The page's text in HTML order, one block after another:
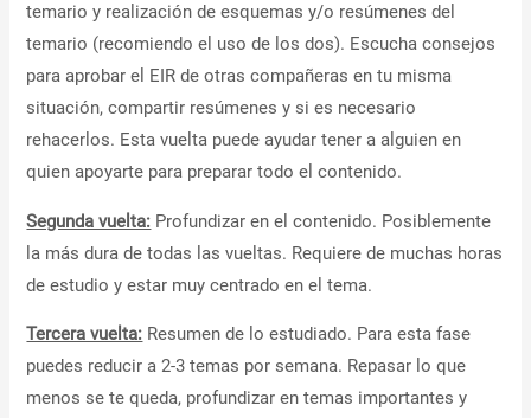
temario y realización de esquemas y/o resúmenes del
temario (recomiendo el uso de los dos). Escucha consejos
para aprobar el EIR de otras compañeras en tu misma
situación, compartir resúmenes y si es necesario
rehacerlos. Esta vuelta puede ayudar tener a alguien en
quien apoyarte para preparar todo el contenido.
Segunda vuelta: Profundizar en el contenido. Posiblemente
la más dura de todas las vueltas. Requiere de muchas horas
de estudio y estar muy centrado en el tema.
Tercera vuelta: Resumen de lo estudiado. Para esta fase
puedes reducir a 2-3 temas por semana. Repasar lo que
menos se te queda, profundizar en temas importantes y